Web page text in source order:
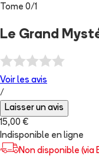
Tome 0/1
Le Grand
Voir les avis
/
Laisser un avis
15,00 €
Indisponible en ligne
Non disponible (via